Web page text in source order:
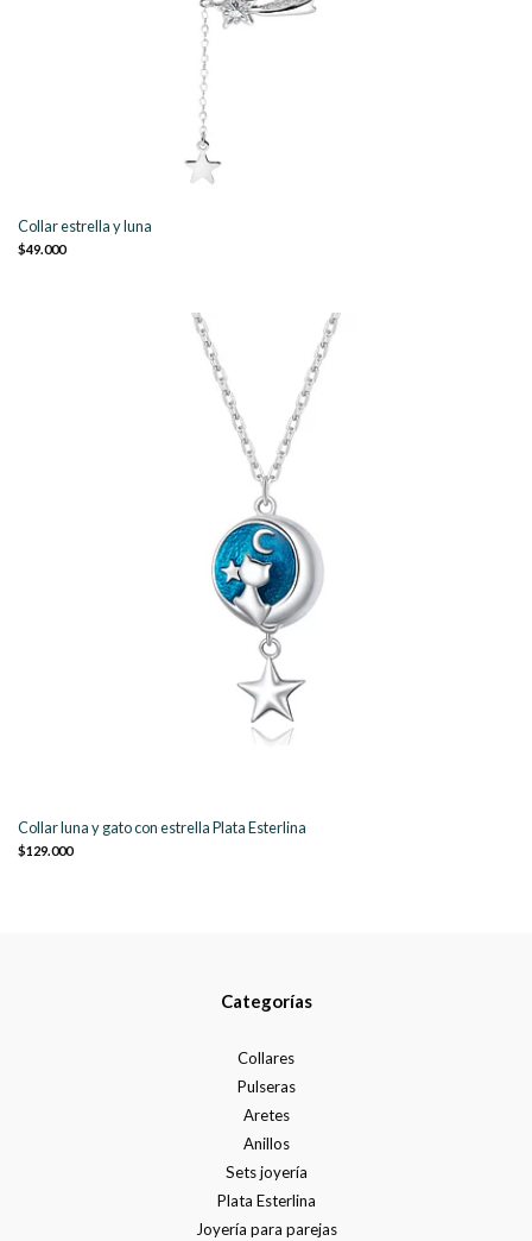
Collar estrella y luna
$49.000
Collar luna y gato con estrella Plata Esterlina
$129.000
Categorías
Collares
Pulseras
Aretes
Anillos
Sets joyería
Plata Esterlina
Joyería para parejas